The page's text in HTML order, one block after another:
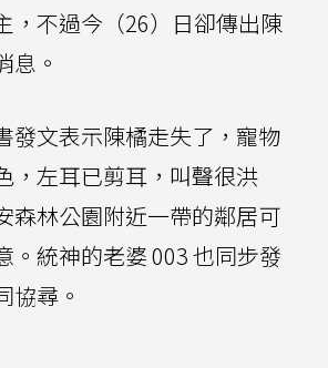
不過今（26）日卻傳出陳
息。
發文表示陳橘走失了，寵物
，左耳已剪耳，叫聲很洪
森林公園附近一帶的鄰居可
。統神的老婆 003 也同步發
協尋。